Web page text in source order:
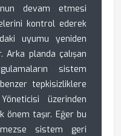
devam etmesi
kontrol ederek
uyumu yeniden
planda çalışan
sistem
benzer tepkisizliklere
üzerinden
önem taşır. Eğer bu
sistem geri